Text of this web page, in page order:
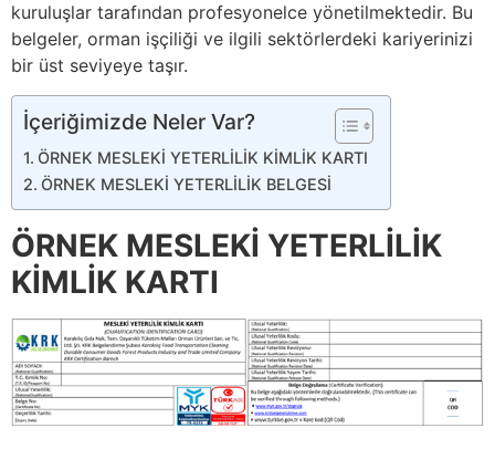
kuruluşlar tarafından profesyonelce yönetilmektedir. Bu
belgeler, orman işçiliği ve ilgili sektörlerdeki kariyerinizi
bir üst seviyeye taşır.
İçeriğimizde Neler Var?
ÖRNEK MESLEKİ YETERLİLİK KİMLİK KARTI
ÖRNEK MESLEKİ YETERLİLİK BELGESİ
ÖRNEK MESLEKİ YETERLİLİK
KİMLİK KARTI